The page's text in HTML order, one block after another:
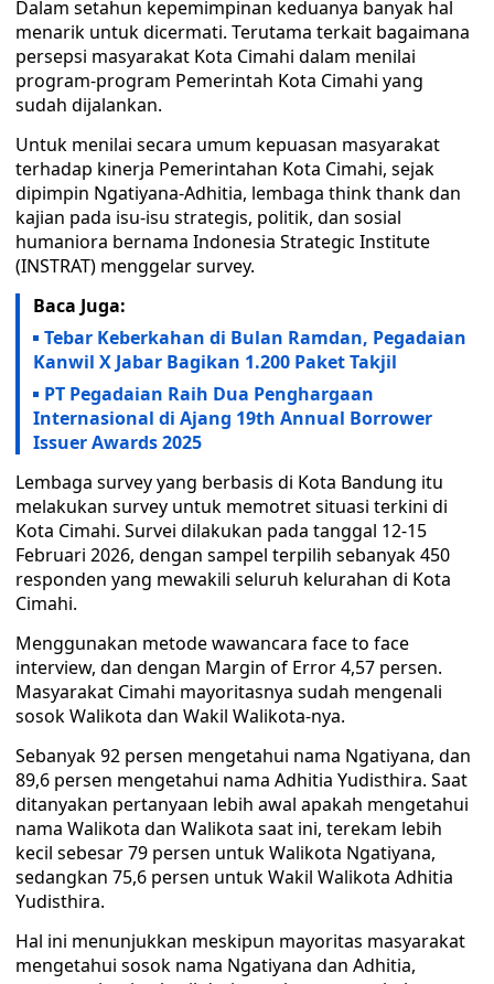
Dalam setahun kepemimpinan keduanya banyak hal
menarik untuk dicermati. Terutama terkait bagaimana
persepsi masyarakat Kota Cimahi dalam menilai
program-program Pemerintah Kota Cimahi yang
sudah dijalankan.
Untuk menilai secara umum kepuasan masyarakat
terhadap kinerja Pemerintahan Kota Cimahi, sejak
dipimpin Ngatiyana-Adhitia, lembaga think thank dan
kajian pada isu-isu strategis, politik, dan sosial
humaniora bernama Indonesia Strategic Institute
(INSTRAT) menggelar survey.
Baca Juga:
Tebar Keberkahan di Bulan Ramdan, Pegadaian
Kanwil X Jabar Bagikan 1.200 Paket Takjil
PT Pegadaian Raih Dua Penghargaan
Internasional di Ajang 19th Annual Borrower
Issuer Awards 2025
Lembaga survey yang berbasis di Kota Bandung itu
melakukan survey untuk memotret situasi terkini di
Kota Cimahi. Survei dilakukan pada tanggal 12-15
Februari 2026, dengan sampel terpilih sebanyak 450
responden yang mewakili seluruh kelurahan di Kota
Cimahi.
Menggunakan metode wawancara face to face
interview, dan dengan Margin of Error 4,57 persen.
Masyarakat Cimahi mayoritasnya sudah mengenali
sosok Walikota dan Wakil Walikota-nya.
Sebanyak 92 persen mengetahui nama Ngatiyana, dan
89,6 persen mengetahui nama Adhitia Yudisthira. Saat
ditanyakan pertanyaan lebih awal apakah mengetahui
nama Walikota dan Walikota saat ini, terekam lebih
kecil sebesar 79 persen untuk Walikota Ngatiyana,
sedangkan 75,6 persen untuk Wakil Walikota Adhitia
Yudisthira.
Hal ini menunjukkan meskipun mayoritas masyarakat
mengetahui sosok nama Ngatiyana dan Adhitia,